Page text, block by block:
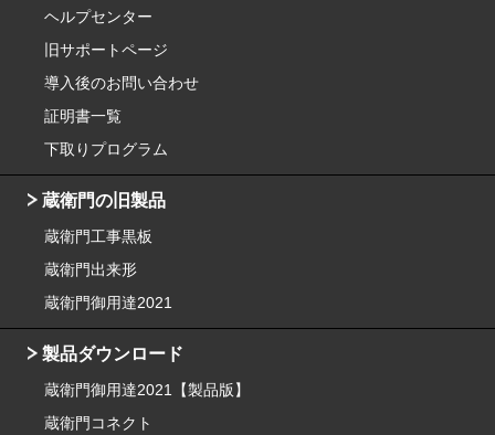
ヘルプセンター
旧サポートページ
導入後のお問い合わせ
証明書一覧
下取りプログラム
蔵衛門の旧製品
蔵衛門工事黒板
蔵衛門出来形
蔵衛門御用達2021
製品ダウンロード
蔵衛門御用達2021【製品版】
蔵衛門コネクト